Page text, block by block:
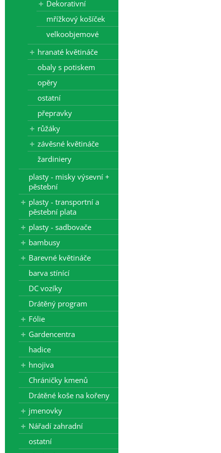
Dekorativní
mřížkový košíček
velkoobjemové
hranaté květináče
obaly s potiskem
opěry
ostatní
přepravky
růžáky
závěsné květináče
žardiniery
plasty - misky výsevní +
pěstební
plasty - transportní a
pěstební plata
plasty - sadbovače
bambusy
Barevné květináče
barva stínící
DC vozíky
Drátěný program
Fólie
Gardencentra
hadice
hnojiva
Chráničky kmenů
Drátěné koše na kořeny
jmenovky
Nářadí zahradní
ostatní